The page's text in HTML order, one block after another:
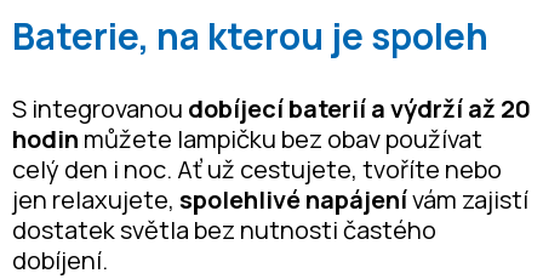
Baterie, na kterou je spoleh
S integrovanou dobíjecí baterií a výdrží až 20
hodin můžete lampičku bez obav používat
celý den i noc. Ať už cestujete, tvoříte nebo
jen relaxujete, spolehlivé napájenívám zajistí
dostatek světla bez nutnosti častého
dobíjení.